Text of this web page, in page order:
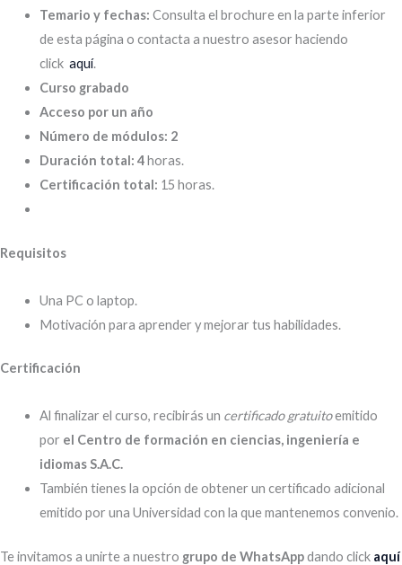
Temario y fechas: Consulta el brochure en la parte inferior
de esta página o contacta a nuestro asesor haciendo
click aquí.
Curso grabado
Acceso por un año
Número de módulos: 2
Duración total: 4horas.
Certificación total: 15 horas.
Requisitos
Una PC o laptop.
Motivación para aprender y mejorar tus habilidades.
Certificación
Al finalizar el curso, recibirás un certificado gratuitoemitido
por el Centro de formación en ciencias, ingeniería e
idiomas S.A.C.
También tienes la opción de obtener un certificado adicional
emitido por una Universidad con la que mantenemos convenio.
Te invitamos a unirte a nuestro grupo de WhatsAppdando click aquí